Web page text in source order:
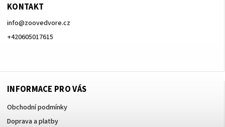
KONTAKT
info@zoovedvore.cz
+420605017615
INFORMACE PRO VÁS
Obchodní podmínky
Doprava a platby